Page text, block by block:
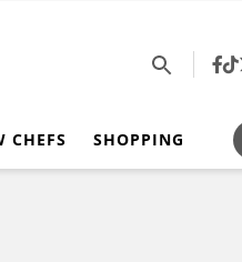
CHEFS SHOPPING